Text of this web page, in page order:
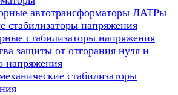
автотрансформаторы ЛАТРы
стабилизаторы напряжения
стабилизаторы напряжения
защиты от отгорания нуля и
напряжения
стабилизаторы